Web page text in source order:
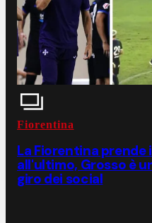
Fiorentina
La Fiorentina prende
all'ultimo, Grosso è
giro dei social